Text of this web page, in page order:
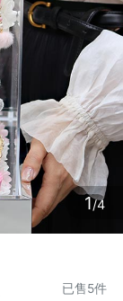
1/4
已售5件